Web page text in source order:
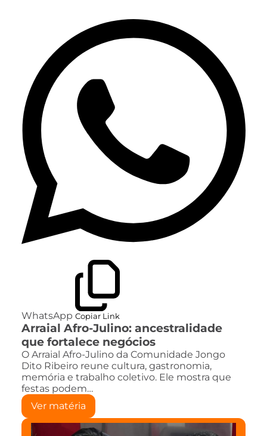
WhatsApp Copiar Link
Arraial Afro-Julino: ancestralidade
que fortalece negócios
O Arraial Afro-Julino da Comunidade Jongo
Dito Ribeiro reune cultura, gastronomia,
memória e trabalho coletivo. Ele mostra que
festas podem…
Ver matéria